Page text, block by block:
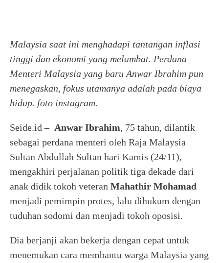
Malaysia saat ini menghadapi tantangan inflasi
tinggi dan ekonomi yang melambat. Perdana
Menteri Malaysia yang baru Anwar Ibrahim pun
menegaskan, fokus utamanya adalah pada biaya
hidup. foto instagram.
Seide.id – Anwar Ibrahim, 75 tahun, dilantik
sebagai perdana menteri oleh Raja Malaysia
Sultan Abdullah Sultan hari Kamis (24/11),
mengakhiri perjalanan politik tiga dekade dari
anak didik tokoh veteran Mahathir Mohamad
menjadi pemimpin protes, lalu dihukum dengan
tuduhan sodomi dan menjadi tokoh oposisi.
Dia berjanji akan bekerja dengan cepat untuk
menemukan cara membantu warga Malaysia yang